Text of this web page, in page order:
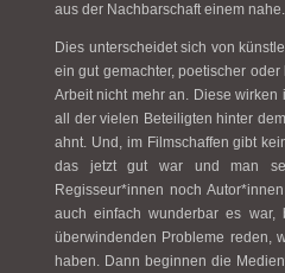
aus der Nachbarschaft einem nahe.
Dies unterscheidet sich von
ein gut gemachter, poetischer
Arbeit nicht mehr an. Diese
all der vielen Beteiligten hinter
ahnt. Und, im Filmschaffen gibt
das jetzt gut war und man
Regisseur*innen noch
auch einfach wunderbar es
überwindenden Probleme reden,
haben. Dann beginnen die